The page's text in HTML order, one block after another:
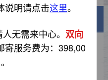
说明请点击这里。
无需来中心。 双向
寄服务费为：398,00
。